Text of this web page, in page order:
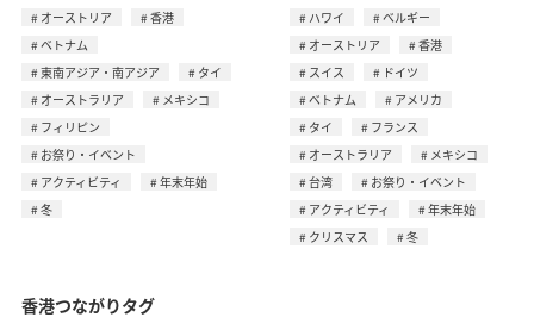
オーストリア
香港
ベトナム
東南アジア・南アジア
タイ
オーストラリア
メキシコ
フィリピン
お祭り・イベント
アクティビティ
年末年始
冬
ハワイ
ベルギー
オーストリア
香港
スイス
ドイツ
ベトナム
アメリカ
タイ
フランス
オーストラリア
メキシコ
台湾
お祭り・イベント
アクティビティ
年末年始
クリスマス
冬
香港つながりタグ